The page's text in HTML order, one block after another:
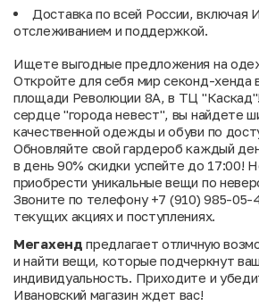
Доставка по всей России, включая
отслеживанием и поддержкой.
Ищете выгодные предложения на
Откройте для себя мир секонд-хенда
площади Революции 8А, в ТЦ
сердце "города невест", вы найдете
качественной одежды и обуви по
Обновляйте свой гардероб каждый
в день 90% скидки успейте до 17:00!
приобрести уникальные вещи по
Звоните по телефону +7 (910) 985-05-
текущих акциях и поступлениях.
Мегахенд предлагает отличную
и найти вещи, которые подчеркнут
индивидуальность. Приходите и
Ивановский магазин ждет вас!